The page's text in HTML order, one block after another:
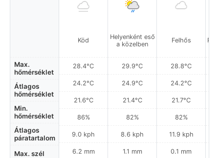
Max.
hőmérséklet
Átlagos
hőmérséklet
Min.
hőmérséklet
Átlagos
páratartalom
Max. szél
Köd
28.4°C
24.2°C
21.6°C
86%
9.0 kph
6.2 mm
Helyenként eső
a közelben
29.9°C
24.9°C
21.4°C
82%
8.6 kph
1.1 mm
Felhős
28.8°C
24.2°C
21.7°C
82%
11.9 kph
0.1 mm